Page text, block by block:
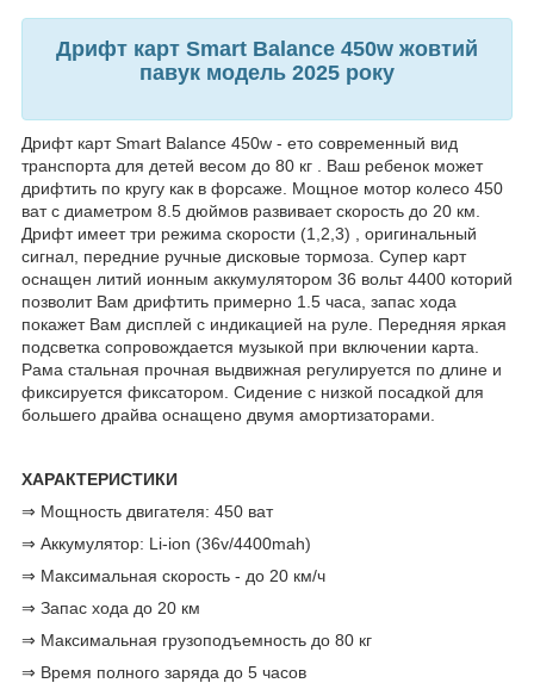
Дрифт карт Smart Balance 450w жовтий
павук модель 2025 року
Дрифт карт Smart Balance 450w - ето современный вид
транспорта для детей весом до 80 кг . Ваш ребенок может
дрифтить по кругу как в форсаже. Мощное мотор колесо 450
ват с диаметром 8.5 дюймов развивает скорость до 20 км.
Дрифт имеет три режима скорости (1,2,3) , оригинальный
сигнал, передние ручные дисковые тормоза. Супер карт
оснащен литий ионным аккумулятором 36 вольт 4400 которий
позволит Вам дрифтить примерно 1.5 часа, запас хода
покажет Вам дисплей с индикацией на руле. Передняя яркая
подсветка сопровождается музыкой при включении карта.
Рама стальная прочная выдвижная регулируется по длине и
фиксируется фиксатором. Сидение с низкой посадкой для
большего драйва оснащено двумя амортизаторами.
ХАРАКТЕРИСТИКИ
⇒ Мощность двигателя: 450 ват
⇒ Аккумулятор: Li-ion (36v/4400mah)
⇒ Максимальная скорость - до 20 км/ч
⇒ Запас хода до 20 км
⇒ Максимальная грузоподъемность до 80 кг
⇒ Время полного заряда до 5 часов